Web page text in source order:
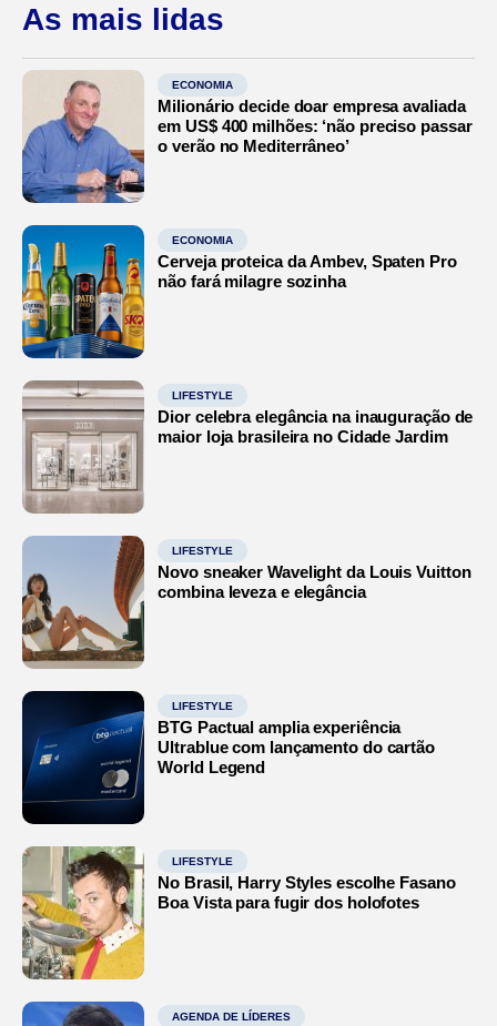
As mais lidas
ECONOMIA
Milionário decide doar empresa avaliada
em US$ 400 milhões: ‘não preciso passar
o verão no Mediterrâneo’
ECONOMIA
Cerveja proteica da Ambev, Spaten Pro
não fará milagre sozinha
LIFESTYLE
Dior celebra elegância na inauguração de
maior loja brasileira no Cidade Jardim
LIFESTYLE
Novo sneaker Wavelight da Louis Vuitton
combina leveza e elegância
LIFESTYLE
BTG Pactual amplia experiência
Ultrablue com lançamento do cartão
World Legend
LIFESTYLE
No Brasil, Harry Styles escolhe Fasano
Boa Vista para fugir dos holofotes
AGENDA DE LÍDERES